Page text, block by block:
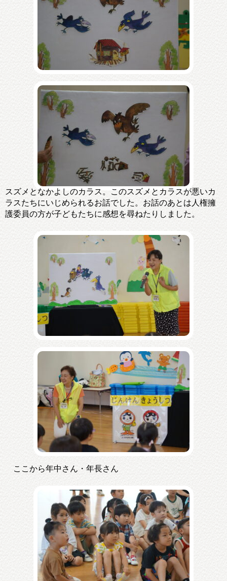
スズメとなかよしのカラス。このスズメとカラスが悪いカ
ラスたちにいじめられるお話でした。お話のあとは人権擁
護委員の方が子どもたちに感想を尋ねたりしました。
ここから年中さん・年長さん